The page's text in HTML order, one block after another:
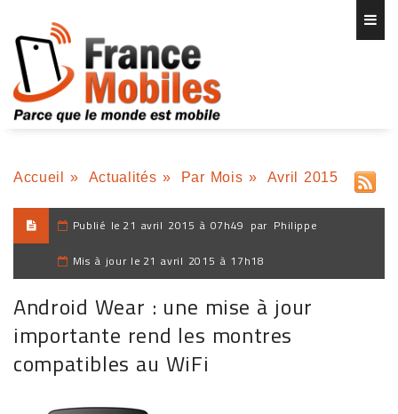
Accueil » Actualités » Par Mois » Avril 2015
Publié le 21 avril 2015 à 07h49 par Philippe
Mis à jour le 21 avril 2015 à 17h18
Android Wear : une mise à jour
importante rend les montres
compatibles au WiFi